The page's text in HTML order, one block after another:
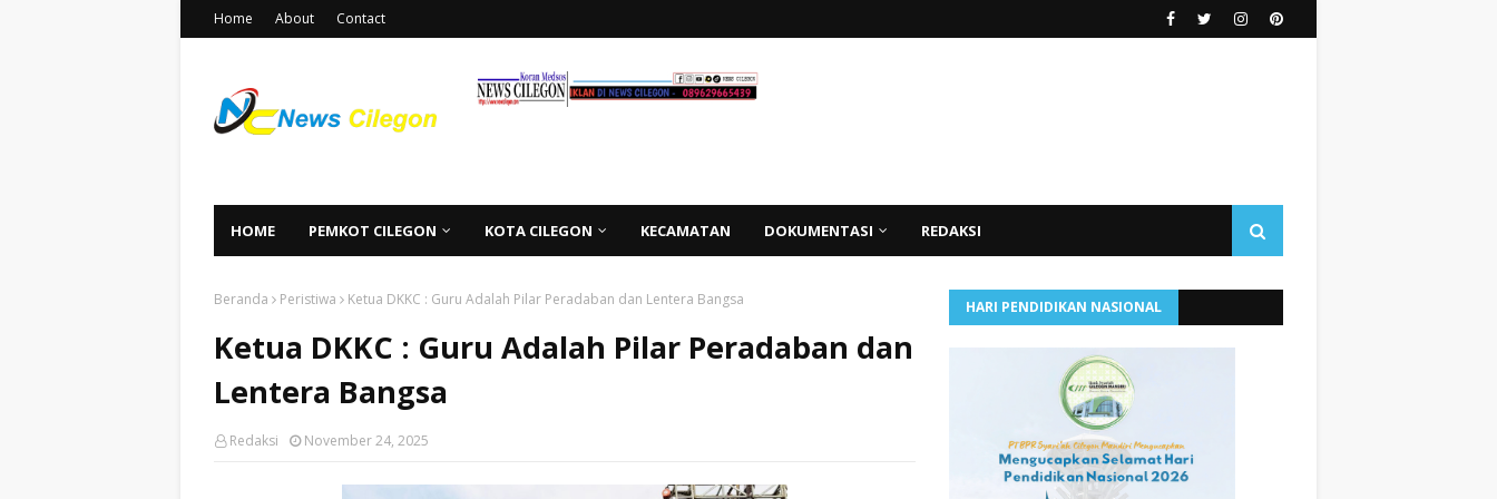
Home About Contact
HOME PEMKOT CILEGON KOTA CILEGON KECAMATAN DOKUMENTASI REDAKSI
Beranda Peristiwa Ketua DKKC : Guru Adalah Pilar Peradaban dan Lentera Bangsa
Ketua DKKC : Guru Adalah Pilar Peradaban dan
Lentera Bangsa
Redaksi November 24, 2025
HARI PENDIDIKAN NASIONAL